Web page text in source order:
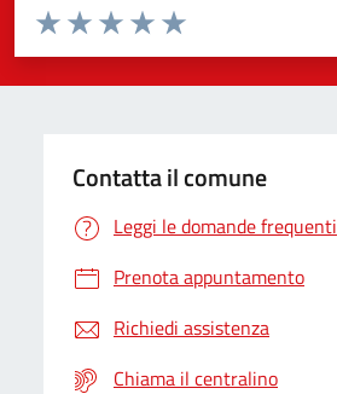
Valuta da 1 a 5 stelle la pagina
Valuta 5 stelle su 5
Valuta 4 stelle su 5
Valuta 3 stelle su 5
Valuta 2 stelle su 5
Valuta 1 stelle su 5
Contatta il comune
Leggi le domande frequenti
Prenota appuntamento
Richiedi assistenza
Chiama il centralino